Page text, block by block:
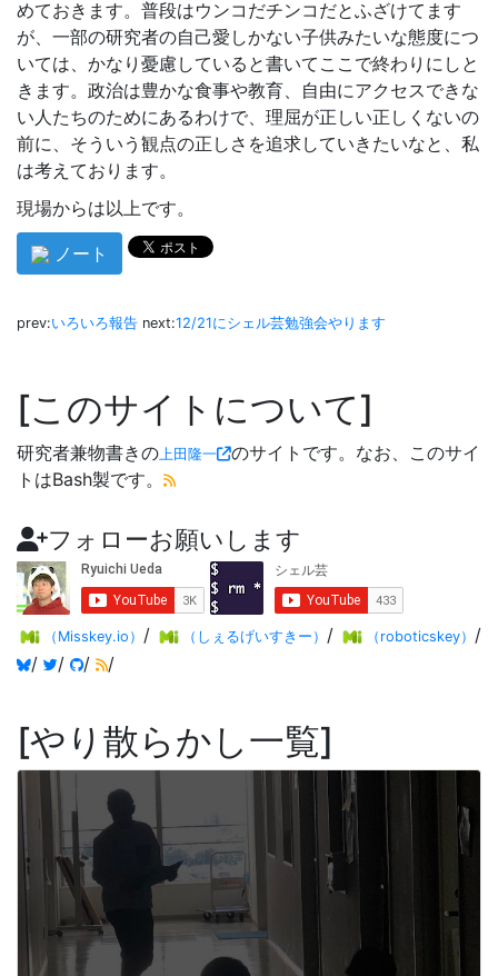
めておきます。普段はウンコだチンコだとふざけてます
が、一部の研究者の自己愛しかない子供みたいな態度につ
いては、かなり憂慮していると書いてここで終わりにしと
きます。政治は豊かな食事や教育、自由にアクセスできな
い人たちのためにあるわけで、理屈が正しい正しくないの
前に、そういう観点の正しさを追求していきたいなと、私
は考えております。
現場からは以上です。
ノート
prev:いろいろ報告 next:12/21にシェル芸勉強会やります
このサイトについて
研究者兼物書きの 上田隆一
のサイトです。なお、このサイ
トはBash製です。
フォローお願いします
（Misskey.io） / （しぇるげいすきー） / （roboticskey） /
/
/ / /
やり散らかし一覧